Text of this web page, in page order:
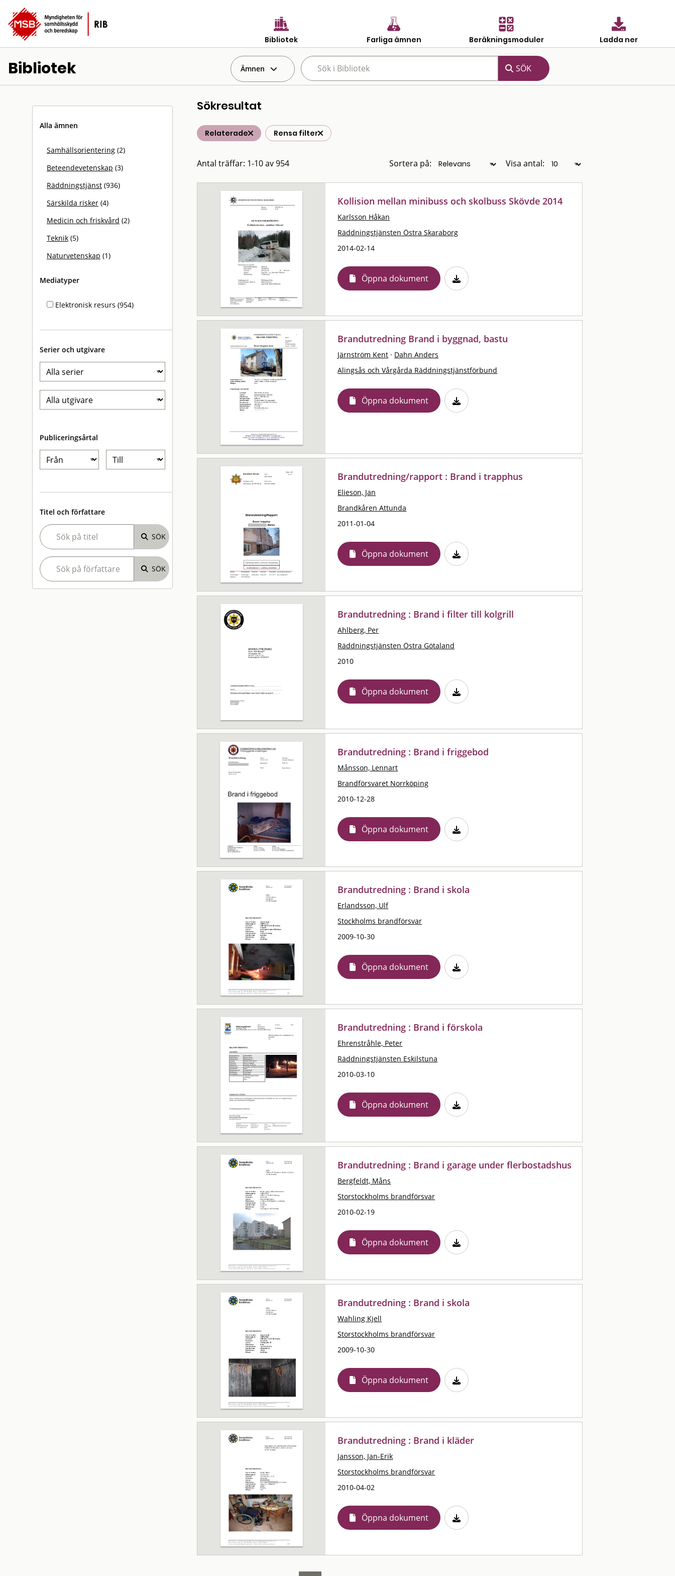
Bibliotek Farliga ämnen Beräkningsmoduler Ladda ner
Bibliotek Ämnen
Alla ämnen
Samhällsorientering (2)
Beteendevetenskap (3)
Räddningstjänst (936)
Särskilda risker (4)
Medicin och friskvård (2)
Teknik (5)
Naturvetenskap (1)
Mediatyper
Elektronisk resurs (954)
Serier och utgivare
Publiceringsårtal
Titel och författare
Sökresultat
Relaterade Rensa filter
Antal träffar: 1-10 av 954 Sortera på: Visa antal:
Kollision mellan minibuss och skolbuss Skövde 2014
Karlsson Håkan
Räddningstjänsten Östra Skaraborg
2014-02-14
Öppna dokument
Brandutredning Brand i byggnad, bastu
Järnström Kent · Dahn Anders
Alingsås och Vårgårda Räddningstjänstförbund
Öppna dokument
Brandutredning/rapport : Brand i trapphus
Elieson, Jan
Brandkåren Attunda
2011-01-04
Öppna dokument
Brandutredning : Brand i filter till kolgrill
Ahlberg, Per
Räddningstjänsten Östra Götaland
2010
Öppna dokument
Brandutredning : Brand i friggebod
Månsson, Lennart
Brandförsvaret Norrköping
2010-12-28
Öppna dokument
Brandutredning : Brand i skola
Erlandsson, Ulf
Stockholms brandförsvar
2009-10-30
Öppna dokument
Brandutredning : Brand i förskola
Ehrenstråhle, Peter
Räddningstjänsten Eskilstuna
2010-03-10
Öppna dokument
Brandutredning : Brand i garage under flerbostadshus
Bergfeldt, Måns
Storstockholms brandförsvar
2010-02-19
Öppna dokument
Brandutredning : Brand i skola
Wahling Kjell
Storstockholms brandförsvar
2009-10-30
Öppna dokument
Brandutredning : Brand i kläder
Jansson, Jan-Erik
Storstockholms brandförsvar
2010-04-02
Öppna dokument